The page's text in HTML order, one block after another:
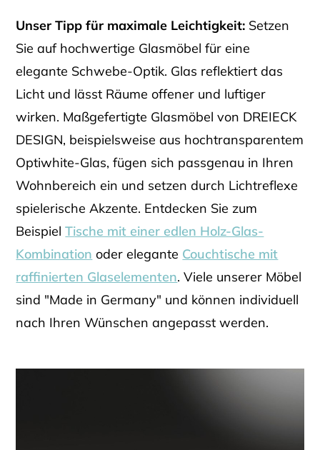
Unser Tipp für maximale Leichtigkeit: Setzen
Sie auf hochwertige Glasmöbel für eine
elegante Schwebe-Optik. Glas reflektiert das
Licht und lässt Räume offener und luftiger
wirken. Maßgefertigte Glasmöbel von DREIECK
DESIGN, beispielsweise aus hochtransparentem
Optiwhite-Glas, fügen sich passgenau in Ihren
Wohnbereich ein und setzen durch Lichtreflexe
spielerische Akzente. Entdecken Sie zum
BeispielTische mit einer edlen Holz-Glas-
Kombination oder elegante Couchtische mit
raffinierten Glaselementen. Viele unserer Möbel
sind "Made in Germany" und können individuell
nach Ihren Wünschen angepasst werden.